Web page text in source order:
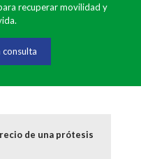
recuperar movilidad y
consulta
de una prótesis